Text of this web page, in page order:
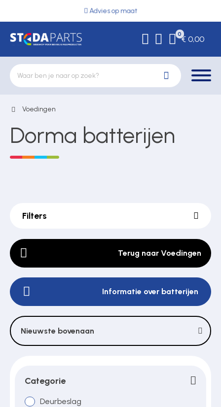
Advies op maat
0
€ 0,00
Deurbeslag
Kluizen
Poortonderdelen
Pulsgevers
Sloten
Toegangsverlening
Voedingen
Dorma batterijen
Filters
Terug naar Voedingen
Informatie over batterijen
Nieuwste bovenaan
Categorie
Deurbeslag